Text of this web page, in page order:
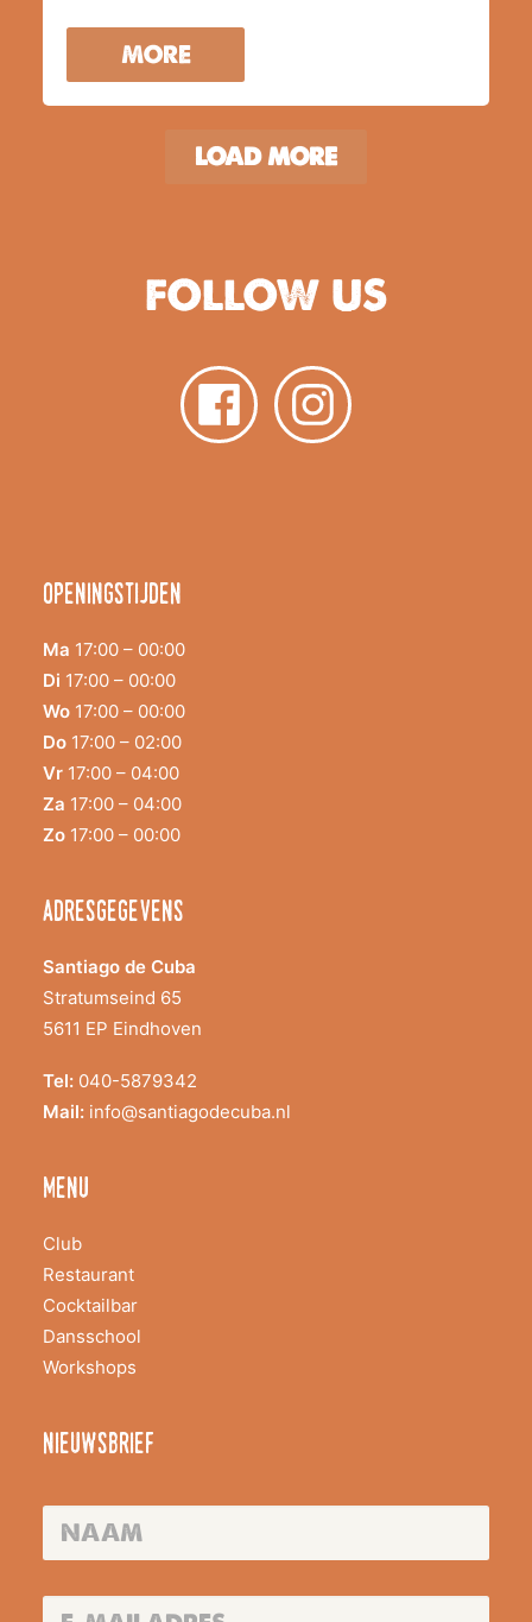
MORE
LOAD MORE
FOLLOW US
Openingstijden
Ma 17:00 – 00:00
Di 17:00 – 00:00
Wo 17:00 – 00:00
Do 17:00 – 02:00
Vr 17:00 – 04:00
Za 17:00 – 04:00
Zo 17:00 – 00:00
adresgegevens
Santiago de Cuba
Stratumseind 65
5611 EP Eindhoven
Tel: 040-5879342
Mail: info@santiagodecuba.nl
menu
Club
Restaurant
Cocktailbar
Dansschool
Workshops
nieuwsbrief